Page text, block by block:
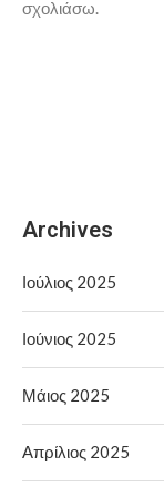
σχολιάσω.
Archives
Ιούλιος 2025
Ιούνιος 2025
Μάιος 2025
Απρίλιος 2025